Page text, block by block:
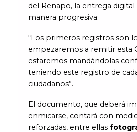
del Renapo, la entrega digital
manera progresiva:
“Los primeros registros son
empezaremos a remitir esta
estaremos mandándolas
teniendo este registro de
ciudadanos”.
El documento, que deberá
enmicarse, contará con
reforzadas, entre ellas